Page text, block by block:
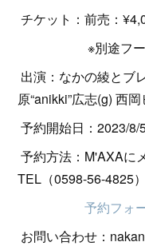
チケット：前売：
※別途フードド
出演：なかの綾とブ
原“anikki”広志(g) 西
予約開始日：2023/8/
予約方法：M'AXAに
TEL（0598-56-4825）
予約フォ
お問い合わせ：